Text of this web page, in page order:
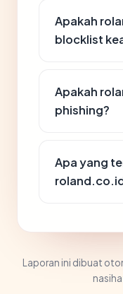
Apakah
blocklist
Apakah
phishing?
Apa yang
Laporan ini dibuat